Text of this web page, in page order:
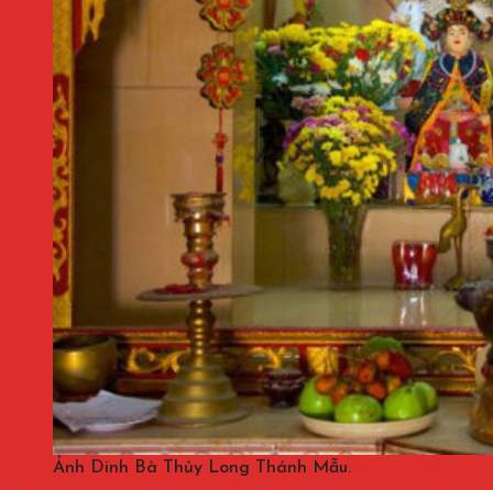
Ảnh Dinh Bà Thủy Long Thánh Mẫu.